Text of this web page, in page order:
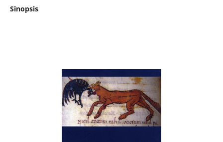
Sinopsis